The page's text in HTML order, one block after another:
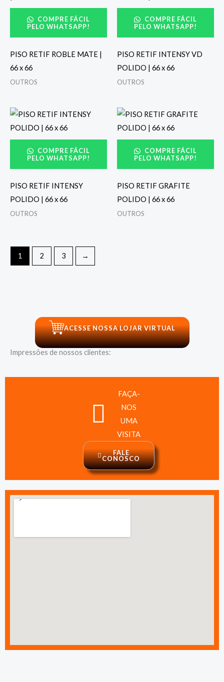
COMPRE FÁCIL
PELO WHATSAPP!
PISO RETIF ROBLE MATE |
66 x 66
OUTROS
COMPRE FÁCIL
PELO WHATSAPP!
PISO RETIF INTENSY VD
POLIDO | 66 x 66
OUTROS
COMPRE FÁCIL
PELO WHATSAPP!
PISO RETIF INTENSY
POLIDO | 66 x 66
OUTROS
COMPRE FÁCIL
PELO WHATSAPP!
PISO RETIF GRAFITE
POLIDO | 66 x 66
OUTROS
1 2 3 →
ACESSE NOSSA LOJAR VIRTUAL
Impressões de nossos clientes:
FAÇA-
NOS
UMA
VISITA
FALE
CONOSCO